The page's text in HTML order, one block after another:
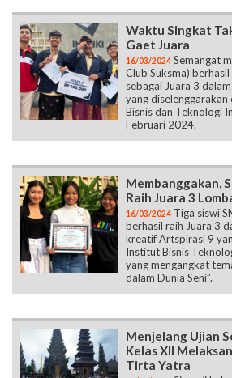
Waktu Singkat
Gaet Juara
16/03/2024 Semangat
Club Suksma)
sebagai Juara 3
yang
Bisnis dan Teknologi
Februari 2024.
Membanggakan,
Raih Juara 3
16/03/2024 Tiga siswi
berhasil raih Juara 3
kreatif Artspirasi 9
Institut Bisnis
yang mengangkat
dalam Dunia Seni”.
Menjelang Ujian
Kelas XII
Tirta Yatra